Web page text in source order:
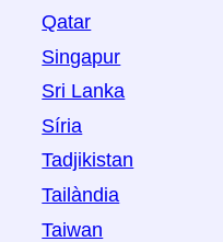
Qatar
Singapur
Sri Lanka
Síria
Tadjikistan
Tailàndia
Taiwan